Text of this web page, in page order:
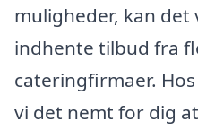
muligheder, kan
indhente tilbud fra
cateringfirmaer. Hos
vi det nemt for dig